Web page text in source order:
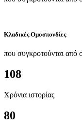
Κλαδικές Ομοσπονδίες
που συγκροτούνται από
108
Χρόνια ιστορίας
80